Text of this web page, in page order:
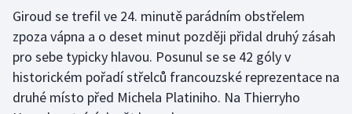
Krasobruslení
Lezení
Lyže a snowboard
Giroud se trefil ve 24. minutě parádním obstřelem
zpoza vápna a o deset minut později přidal druhý zásah
pro sebe typicky hlavou. Posunul se se 42 góly v
historickém pořadí střelců francouzské reprezentace na
druhé místo před Michela Platiniho. Na Thierryho